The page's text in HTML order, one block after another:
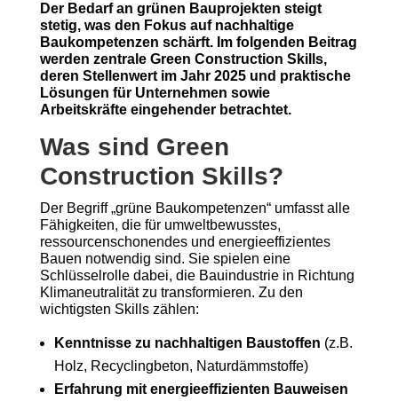
Der Bedarf an grünen Bauprojekten steigt
stetig, was den Fokus auf nachhaltige
Baukompetenzen schärft. Im folgenden Beitrag
werden zentrale Green Construction Skills,
deren Stellenwert im Jahr 2025 und praktische
Lösungen für Unternehmen sowie
Arbeitskräfte eingehender betrachtet.
Was sind Green
Construction Skills?
Der Begriff „grüne Baukompetenzen“ umfasst alle
Fähigkeiten, die für umweltbewusstes,
ressourcenschonendes und energieeffizientes
Bauen notwendig sind. Sie spielen eine
Schlüsselrolle dabei, die Bauindustrie in Richtung
Klimaneutralität zu transformieren. Zu den
wichtigsten Skills zählen:
Kenntnisse zu nachhaltigen Baustoffen (z.B.
Holz, Recyclingbeton, Naturdämmstoffe)
Erfahrung mit energieeffizienten Bauweisen